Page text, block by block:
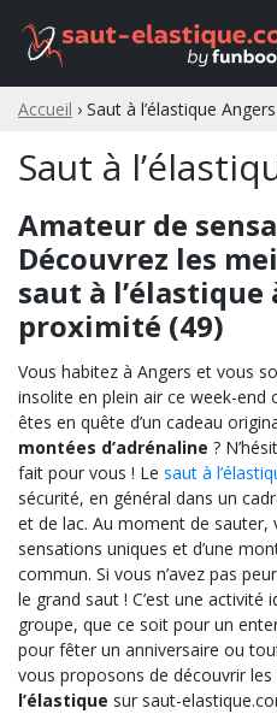
content
Accueil › Saut à l’élastique Angers
Saut à
Amateur de
Découvrez les
saut à l’élastique
proximité (49)
Vous habitez à Angers et vous
insolite en plein air ce week-end
êtes en quête d’un cadeau
montées d’adrénaline ?
fait pour vous ! Le saut à
sécurité, en général dans un
et de lac. Au moment de sauter,
sensations uniques et d’une
commun. Si vous n’avez pas
le grand saut ! C’est une activité
groupe, que ce soit pour un
pour fêter un anniversaire ou
vous proposons de découvrir les
l’élastique sur saut-